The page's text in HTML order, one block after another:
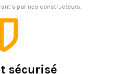
par nos constructeurs.
sécurisé